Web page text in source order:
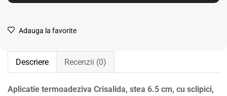
Adauga la favorite
Descriere Recenzii (0)
Aplicatie termoadeziva Crisalida, stea 6.5 cm, cu sclipici,